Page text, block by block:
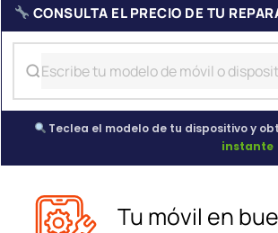
CONSULTA EL PRECIO DE TU
Teclea el modelo de tu dispositivo y
instante
Tu móvil en